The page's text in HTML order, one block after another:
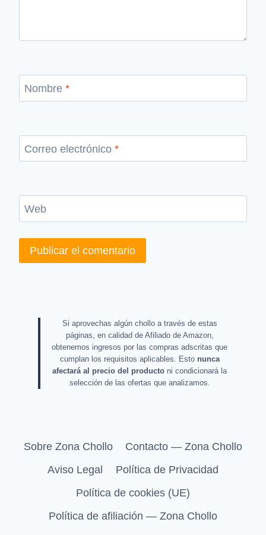
Nombre *
Correo electrónico *
Web
Si aprovechas algún chollo a través de estas
páginas, en calidad de Afiliado de Amazon,
obtenemos ingresos por las compras adscritas que
cumplan los requisitos aplicables. Esto nunca
afectará al precio del producto ni condicionará la
selección de las ofertas que analizamos.
Sobre Zona Chollo
Contacto — Zona Chollo
Aviso Legal
Política de Privacidad
Política de cookies (UE)
Política de afiliación — Zona Chollo